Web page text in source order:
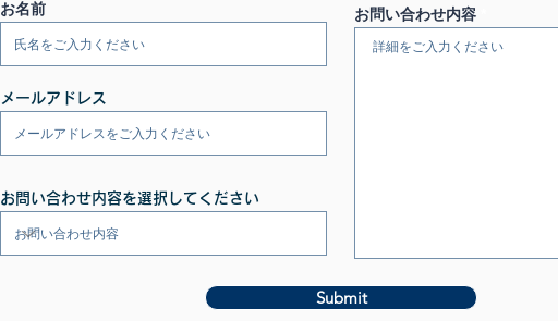
お名前
メールアドレス
お問い合わせ内容を選択してください
お問い合わせ内容
Submit